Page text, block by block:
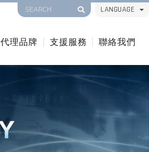
LANGUAGE
代理品牌 支援服務 聯絡我們